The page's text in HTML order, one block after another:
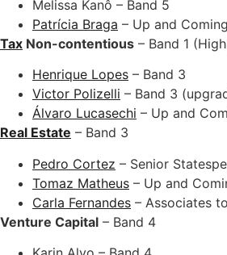
Melissa Kanô – Band 5
Patrícia Braga – Up and Coming
Tax Non-contentious – Band 1
Henrique Lopes – Band 3
Victor Polizelli – Band 3
Álvaro Lucasechi – Up and
Real Estate – Band 3
Pedro Cortez – Senior
Tomaz Matheus – Up and
Carla Fernandes – Associates
Venture Capital – Band 4